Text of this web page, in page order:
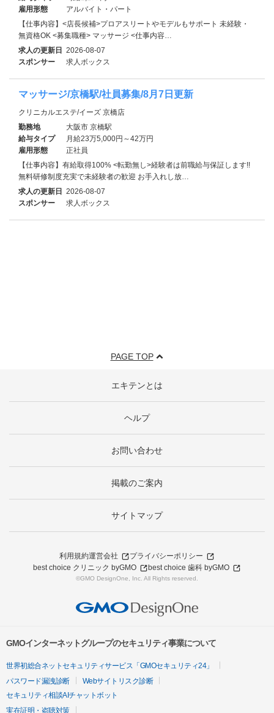
雇用形態
アルバイト・パート
【仕事内容】<店長候補>プロアスリートやモデルもサポート 未経験・
無資格OK <募集職種> マッサージ <仕事内容…
求人の更新日 2026-08-07
スポンサー
求人ボックス
マッサージ/京橋駅/社員募集/8月7日更新
クリニカルエステ/イーズ 京橋店
勤務地
大阪市 京橋駅
給与タイプ
月給23万5,000円～42万円
雇用形態
正社員
【仕事内容】有給取得100% <転勤無し>経験者は前職給与保証します!!
無料研修制度充実で未経験者の歓迎 お手入れし放…
求人の更新日 2026-08-07
スポンサー
求人ボックス
PAGE TOP
エキテンとは
ヘルプ
お問い合わせ
掲載のご案内
サイトマップ
利用規約運営会社
プライバシーポリシー
best choice クリニック byGMO
best choice 歯科 byGMO
©GMO DesignOne, Inc. All Rights reserved.
GMOインターネットグループのセキュリティ事業について
世界初総合ネットセキュリティサービス「GMOセキュリティ24」
パスワード漏洩診断
Webサイトリスク診断
セキュリティ相談AIチャットボット
実在証明・盗聴対策